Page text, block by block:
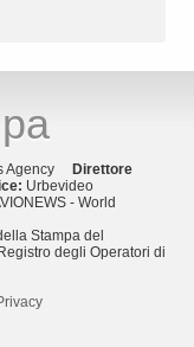
Agency
Direttore
Urbevideo
- World
Stampa del
degli Operatori di